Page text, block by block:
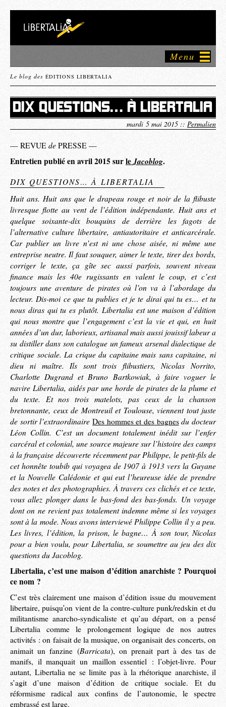
Menu
Le blog des ÉDITIONS LIBERTALIA
DIX QUESTIONS… À LIBERTALIA
mardi 5 mai 2015 :: Permalien
— REVUE de PRESSE —
Entretien publié en avril 2015 surleJacoblog.
DIX QUESTIONS… À LIBERTALIA
Huit ans. Huit ans que le drapeau rouge et noir de la flibuste
livresque flotte au vent de l’édition indépendante. Huit ans et
quelque soixante-dix bouquins de derrière les fagots de
l’alternative culture libertaire, antiautoritaire et anticarcérale.
Car publier un livre n’est ni une chose aisée, ni même une
entreprise neutre. Il faut souquer, aimer le texte, tirer des bords,
corriger le texte, ça gîte sec aussi parfois, souvent niveau
finance mais les 40e rugissants en valent le coup, et c’est
toujours une aventure de pirates où l’on va à l’abordage du
lecteur. Dis-moi ce que tu publies et je te dirai qui tu es… et tu
nous diras qui tu es plutôt. Libertalia est une maison d’édition
qui nous montre que l’engagement c’est la vie et qui, en huit
années d’un dur, laborieux, artisanal mais aussi jouissif labeur a
su distiller dans son catalogue un fameux arsenal dialectique de
critique sociale. La crique du capitaine mais sans capitaine, ni
dieu ni maître. Ils sont trois flibustiers, Nicolas Norrito,
Charlotte Dugrand et Bruno Bartkowiak, à faire voguer le
navire Libertalia, aidés par une horde de pirates de la plume et
du texte. Et nos trois matelots, pas ceux de la chanson
bretonnante, ceux de Montreuil et Toulouse, viennent tout juste
de sortir l’extraordinaire Des hommes et des bagnesdu docteur
Léon Collin. C’est un document totalement inédit sur l’enfer
carcéral et colonial, une source majeure sur l’histoire des camps
à la française découverte récemment par Philippe, le petit-fils de
cet honnête toubib qui voyagea de 1907 à 1913 vers la Guyane
et la Nouvelle Calédonie et qui eut l’heureuse idée de prendre
des notes et des photographies. À travers ces clichés et ce texte,
vous allez plonger dans le bas-fond des bas-fonds. Un voyage
dont on ne revient pas totalement indemne même si les voyages
sont à la mode. Nous avons interviewé Philippe Collin il y a peu.
Les livres, l’édition, la prison, le bagne… À son tour, Nicolas
pour a bien voulu, pour Libertalia, se soumettre au jeu des dix
questions du Jacoblog.
Libertalia, c’est une maison d’édition anarchiste ? Pourquoi
ce nom ?
C’est très clairement une maison d’édition issue du mouvement
libertaire, puisqu’on vient de la contre-culture punk/redskin et du
militantisme anarcho-syndicaliste et qu’au départ, on a pensé
Libertalia comme le prolongement logique de nos autres
activités : on faisait de la musique, on organisait des concerts, on
animait un fanzine (Barricata), on prenait part à des tas de
manifs, il manquait un maillon essentiel : l’objet-livre. Pour
autant, Libertalia ne se limite pas à la rhétorique anarchiste, il
s’agit d’une maison d’édition de critique sociale. Et du
réformisme radical aux confins de l’autonomie, le spectre
embrassé est large.